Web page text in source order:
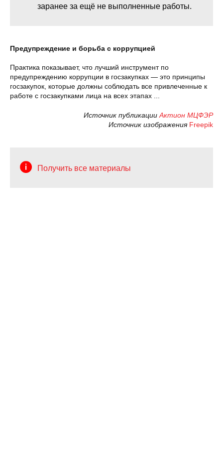
заранее за ещё не выполненные работы.
Предупреждение и борьба с коррупцией
Практика показывает, что лучший инструмент по
предупреждению коррупции в госзакупках — это принципы
госзакупок, которые должны соблюдать все привлеченные к
работе с госзакупками лица на всех этапах ...
Источник публикации Актион МЦФЭР
Источник изображения Freepik
Получить все материалы